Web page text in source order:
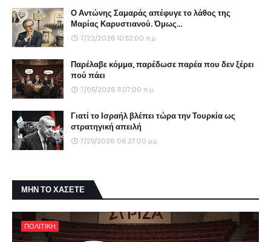
Ο Αντώνης Σαμαράς απέφυγε το λάθος της
Μαρίας Καρυστιανού. Όμως...
7/22/2026 10:52:00 π.μ.
Παρέλαβε κόμμα, παρέδωσε παρέα που δεν ξέρει
πού πάει
7/05/2026 11:07:00 π.μ.
Γιατί το Ισραήλ βλέπει τώρα την Τουρκία ως
στρατηγική απειλή
7/25/2026 06:27:00 μ.μ.
ΜΗΝ ΤΟ ΧΑΣΕΤΕ
ΠΟΛΙΤΙΚΗ